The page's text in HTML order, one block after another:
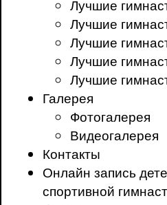
Лучшие
Лучшие
Лучшие
Лучшие
Лучшие
Галерея
Фотогалерея
Видеогалерея
Контакты
Онлайн запись
спортивной